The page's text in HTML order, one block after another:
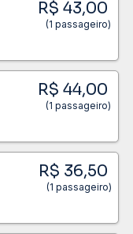
R$ 43,00
(1 passageiro)
R$ 44,00
(1 passageiro)
R$ 36,50
(1 passageiro)